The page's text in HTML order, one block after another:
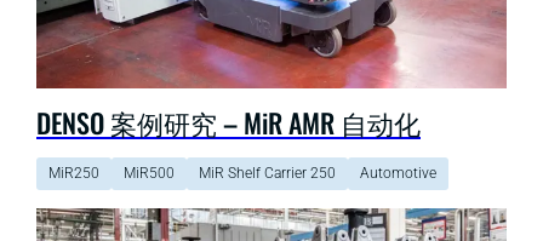
DENSO 案例研究 – MiR AMR 自动化
MiR250 MiR500 MiR Shelf Carrier 250 Automotive